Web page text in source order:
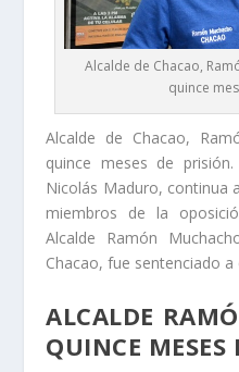
Alcalde de Chacao,
quince
Alcalde de Chacao,
quince meses de
Nicolás Maduro, continua
miembros de la
Alcalde Ramón
Chacao, fue sentenciado
ALCALDE
QUINCE MESES